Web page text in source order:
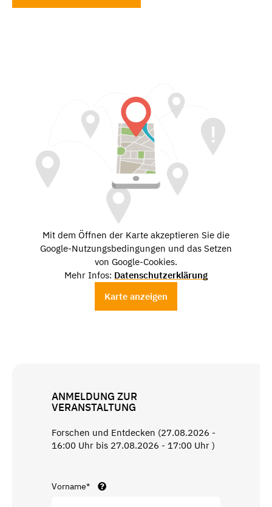
Mit dem Öffnen der Karte akzeptieren Sie die
Google-Nutzungsbedingungen und das Setzen
von Google-Cookies.
Mehr Infos: Datenschutzerklärung
Karte anzeigen
ANMELDUNG ZUR
VERANSTALTUNG
Forschen und Entdecken (27.08.2026 -
16:00 Uhr bis 27.08.2026 - 17:00 Uhr )
Vorname*